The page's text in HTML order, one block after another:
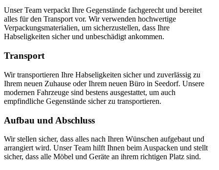
Unser Team verpackt Ihre Gegenstände fachgerecht und bereitet
alles für den Transport vor. Wir verwenden hochwertige
Verpackungsmaterialien, um sicherzustellen, dass Ihre
Habseligkeiten sicher und unbeschädigt ankommen.
Transport
Wir transportieren Ihre Habseligkeiten sicher und zuverlässig zu
Ihrem neuen Zuhause oder Ihrem neuen Büro in Seedorf. Unsere
modernen Fahrzeuge sind bestens ausgestattet, um auch
empfindliche Gegenstände sicher zu transportieren.
Aufbau und Abschluss
Wir stellen sicher, dass alles nach Ihren Wünschen aufgebaut und
arrangiert wird. Unser Team hilft Ihnen beim Auspacken und stellt
sicher, dass alle Möbel und Geräte an ihrem richtigen Platz sind.